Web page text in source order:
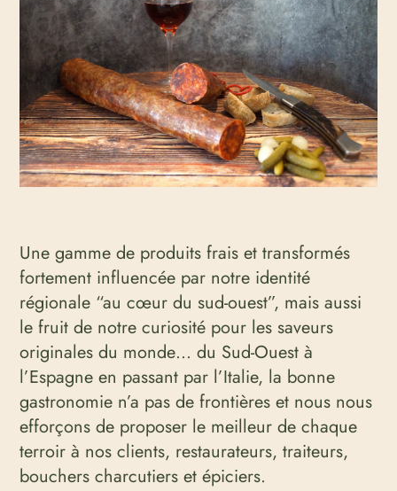
Une gamme de produits frais et transformés
fortement influencée par notre identité
régionale “au cœur du sud-ouest”, mais aussi
le fruit de notre curiosité pour les saveurs
originales du monde… du Sud-Ouest à
l’Espagne en passant par l’Italie, la bonne
gastronomie n’a pas de frontières et nous nous
efforçons de proposer le meilleur de chaque
terroir à nos clients, restaurateurs, traiteurs,
bouchers charcutiers et épiciers.